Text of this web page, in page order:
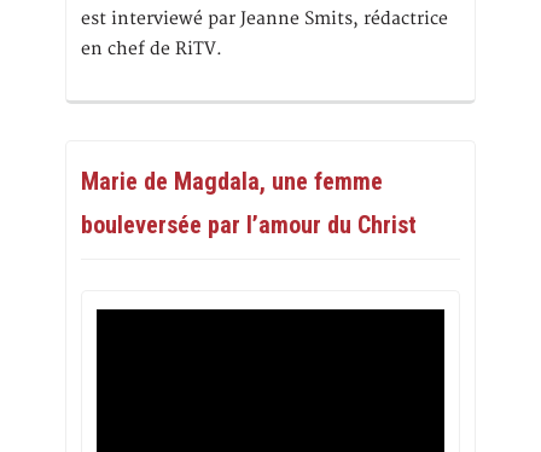
est interviewé par Jeanne Smits, rédactrice
en chef de RiTV.
Marie de Magdala, une femme
bouleversée par l’amour du Christ